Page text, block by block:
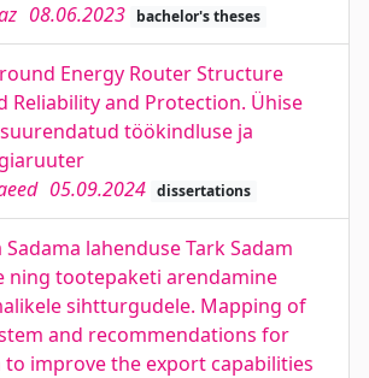
08.06.2023 bachelor's theses
Energy Router Structure
Reliability and Protection. Ühise
töökindluse ja
05.09.2024 dissertations
Sadama lahenduse Tark Sadam
ning tootepaketi arendamine
sihtturgudele. Mapping of
and recommendations for
to improve the export capabilities